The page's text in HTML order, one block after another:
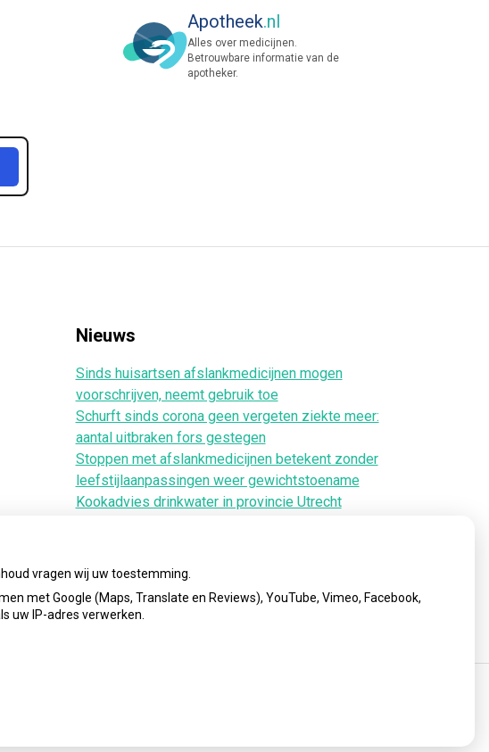
Apotheek.nl
Alles over medicijnen.
Betrouwbare informatie van de
apotheker.
Nieuws
Sinds huisartsen afslankmedicijnen mogen
voorschrijven, neemt gebruik toe
Schurft sinds corona geen vergeten ziekte meer:
aantal uitbraken fors gestegen
Stoppen met afslankmedicijnen betekent zonder
leefstijlaanpassingen weer gewichtstoename
Kookadvies drinkwater in provincie Utrecht
baby’s ziek maken
vragen wij uw toestemming.
met Google (Maps, Translate en Reviews), YouTube, Vimeo, Facebook,
uw IP-adres verwerken.